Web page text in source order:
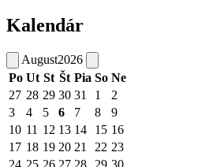
Kalendár
August2026
Po Ut St Št Pia So Ne
27 28 29 30 31 1
2
3
4 5 6 7 8
9
10 11 12 13 14 15 16
17 18 19 20 21 22 23